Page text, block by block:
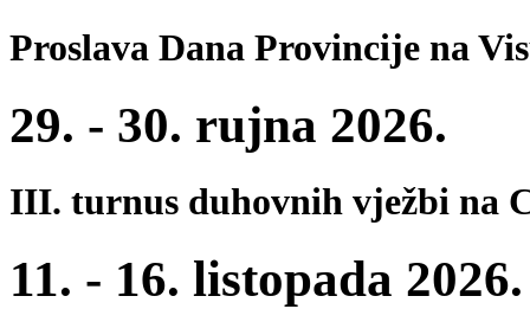
Proslava Dana Provincije na
29. - 30. rujna 2026.
III. turnus duhovnih vježbi na
11. - 16. listopada 2026.